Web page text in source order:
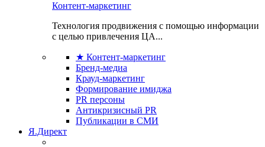
Контент-маркетинг
Технология продвижения с помощью информации
с целью привлечения ЦА...
★ Контент-маркетинг
Бренд-медиа
Крауд-маркетинг
Формирование имиджа
PR персоны
Антикризисный PR
Публикации в СМИ
Я.Директ